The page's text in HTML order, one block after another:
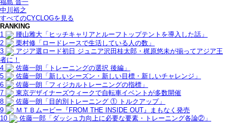
福島 晋一
中川裕之
すべてのCYCLOGを見る
RANKING
1
腰山雅大「ヒッチキャリアとルーフトップテントを導入した話」
2
栗村修「ロードレースで生活している人の数」
3
アジア選ロード初日 ジュニア沢田桂太郎・梶原悠未が揃ってアジア王
者に！
4
佐藤一朗「トレーニングの選択 後編」
5
佐藤一朗「新しいシーズン・新しい目標・新しいチャレンジ」
6
佐藤一朗「フィジカルトレーニングの指標」
7
東京デザイナーズウィークで自転車イベントが多数開催
8
佐藤一朗「目的別トレーニング ① トルクアップ」
9
ＭＴＢムービー『FROM THE INSIDE OUT』まもなく発売
10
佐藤一郎「ダッシュ力向上に必要な要素・トレーニング各論②」